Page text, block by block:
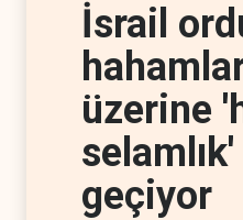
İsrail
üzerine
geçiyor